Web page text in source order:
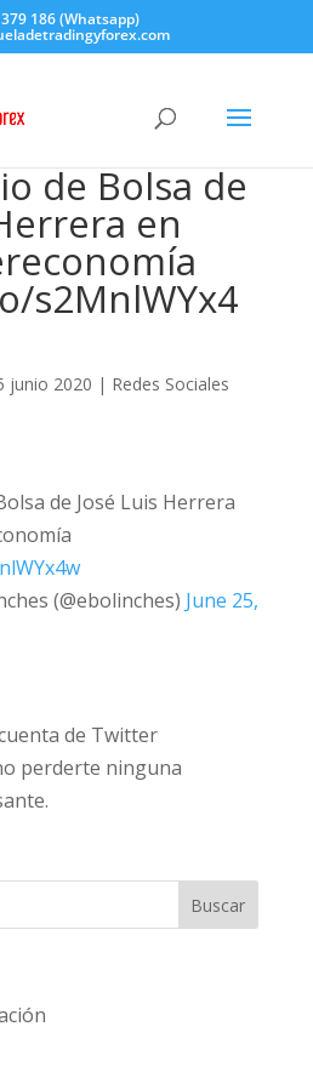
186 (Whatsapp)
de Bolsa de
en
s2MnlWYx4
junio 2020 | Redes Sociales
de José Luis Herrera
(@ebolinches) June 25,
de Twitter
perderte ninguna